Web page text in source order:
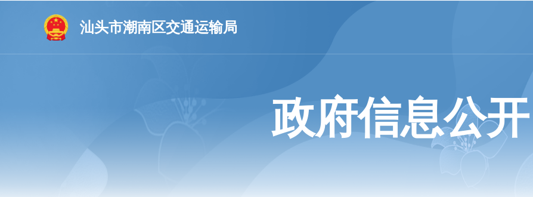
汕头市潮南区交通运输局
政府信息公开